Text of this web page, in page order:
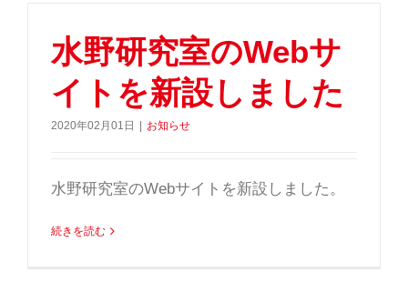
水野研究室のWebサ
イトを新設しました
2020年02月01日 お知らせ
水野研究室のWebサイトを新設しました。
続きを読む